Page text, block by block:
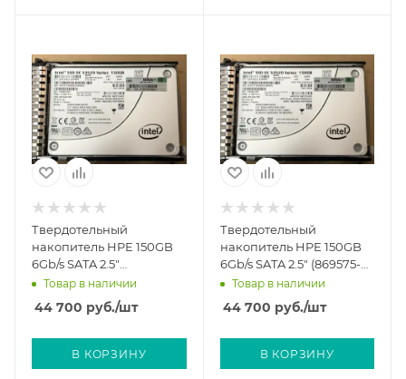
Твердотельный
накопитель HPE 150GB
6Gb/s SATA 2.5"
(VK000150GWCNN)
Товар в наличии
44 700 руб./шт
В КОРЗИНУ
Твердотельный
накопитель HPE 150GB
6Gb/s SATA 2.5" (869575-
001)Товар в наличии
44 700 руб./шт
В КОРЗИНУ